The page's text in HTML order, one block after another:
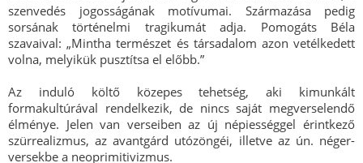
szenvedés jogosságának motívumai. Származása pedig
sorsának történelmi tragikumát adja. Pomogáts Béla
szavaival: „Mintha természet és társadalom azon vetélkedett
volna, melyikük pusztítsa el előbb.”
Az induló költő közepes tehetség, aki kimunkált
formakultúrával rendelkezik, de nincs saját megverselendő
élménye. Jelen van verseiben az új népiességgel érintkező
szürrealizmus, az avantgárd utózöngéi, illetve az ún. néger-
versekbe a neoprimitivizmus.